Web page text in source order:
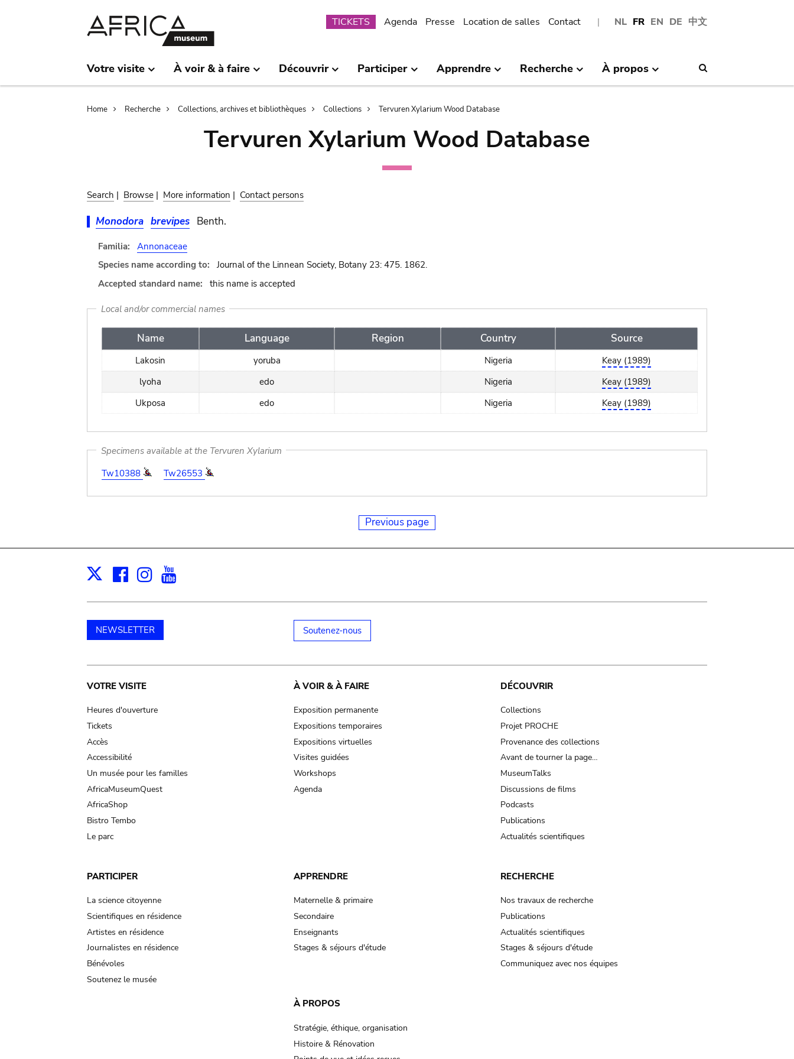
NL FR EN DE 中文
Submenu
TICKETS Agenda Presse Location de salles Contact
Votre visite À voir & à faire Découvrir Participer Apprendre Recherche À propos
Breadcrumb
Home Recherche Collections, archives et bibliothèques Collections Tervuren Xylarium Wood Database
Tervuren Xylarium Wood Database
Search | Browse | More information | Contact persons
Monodora brevipes Benth.
Familia:
Annonaceae
Species name according to:
Journal of the Linnean Society, Botany 23: 475. 1862.
Accepted standard name:
this name is accepted
Local and/or commercial names
Name Language Region Country Source
Lakosin yoruba Nigeria
Keay (1989)
lyoha
edo Nigeria
Keay (1989)
Ukposa
edo Nigeria Keay (1989)
Specimens available at the Tervuren Xylarium
Tw10388
Tw26553
Previous page
X Facebook
Instagram
NEWSLETTER Soutenez-nous
Main
navigation
VOTRE VISITE
Heures d'ouverture
Tickets
Accès
Accessibilité
Un musée pour les familles
AfricaMuseumQuest
AfricaShop
Bistro Tembo
Le parc
À VOIR & À FAIRE
Exposition permanente
Expositions temporaires
Expositions virtuelles
Visites guidées
Workshops
Agenda
DÉCOUVRIR
Collections
Projet PROCHE
Provenance des collections
Avant de tourner la page…
MuseumTalks
Discussions de films
Podcasts
Publications
Actualités scientifiques
PARTICIPER
La science citoyenne
Scientifiques en résidence
Artistes en résidence
Journalistes en résidence
Bénévoles
Soutenez le musée
APPRENDRE
Maternelle & primaire
Secondaire
Enseignants
Stages & séjours d'étude
RECHERCHE
Nos travaux de recherche
Publications
Actualités scientifiques
Stages & séjours d'étude
Communiquez avec nos équipes
À PROPOS
Stratégie, éthique, organisation
Histoire & Rénovation